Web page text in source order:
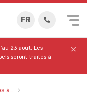
FR
23 août. Les
seront traités à
à…